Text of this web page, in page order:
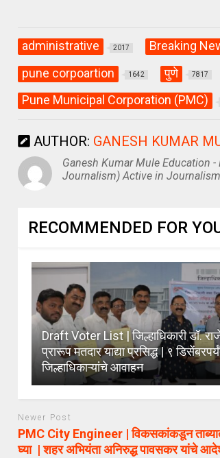
administrative 2017 Breaking
pune corpoartion 1642 पुणे 7817
Pune Municipal Corporation (PMC)
AUTHOR: GANESH KUMAR
Ganesh Kumar Mule Education
Journalism) Active in
RECOMMENDED FOR
Draft Voter List | जिल्हाधिकारी डॉ.
प्रारूप मतदार याद्या प्रसिद्ध | ९
जिल्हाधिकाऱ्यांचे आवाहन
Newer Post
PMC City Engineer | विकसकांकडून
घ्या | शहर अभियंता अनिरुद्ध पावसकर यांचे